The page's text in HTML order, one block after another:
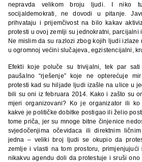
nepravda velikom broju ljudi. I niko
socijaldemokrati, ne dovodi u pitanje.
prihvataju i prijemčivost na bilo kakav
protesti u ovoj zemlji su jednokratni, parcijalni
Ne mislim da su razlozi zbog kojih ljudi izlaze
u ogromnoj većini slučajeva, egzistencijalni,
Efekti koje poluče su trivijalni, tek par
paušalno “rješenje” koje ne opterećuje
protesti kad su hiljade ljudi izašle na ulice u
bili su oni iz februara 2014. Kako i zašto su
mjeri organizovani? Ko je organizator ili
kakve je političke dobitke postigao ili želio
tome priča, jer su mnoge bitne činjenice
svjedočenjima očevidaca ili direktnim
jedna – veliki broj ljudi se okupio da
zemlje i vlasti na tom prostoru,
nikakvu agendu doli da protestuje i sruši